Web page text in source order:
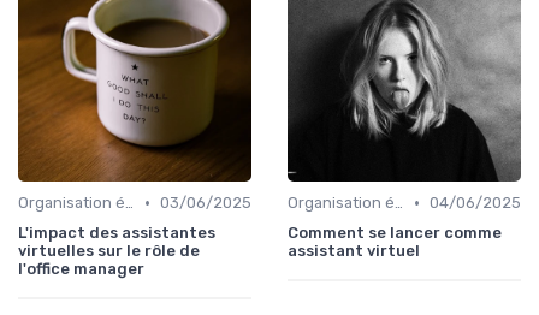
Organisation événements • 03/06/2025
L'impact des assistantes
virtuelles sur le rôle de
l'office manager
Organisation événements • 04/06/2025
Comment se lancer comme
assistant virtuel